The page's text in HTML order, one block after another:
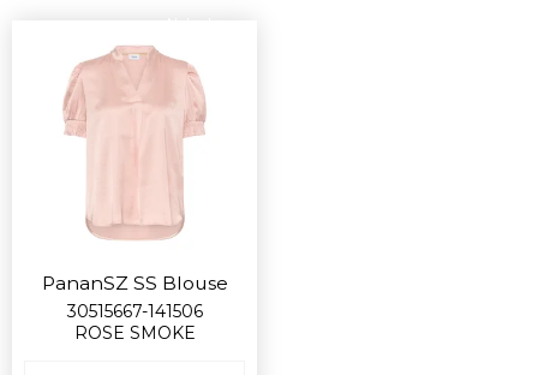
PananSZ SS Blouse
30515667-141506
ROSE SMOKE